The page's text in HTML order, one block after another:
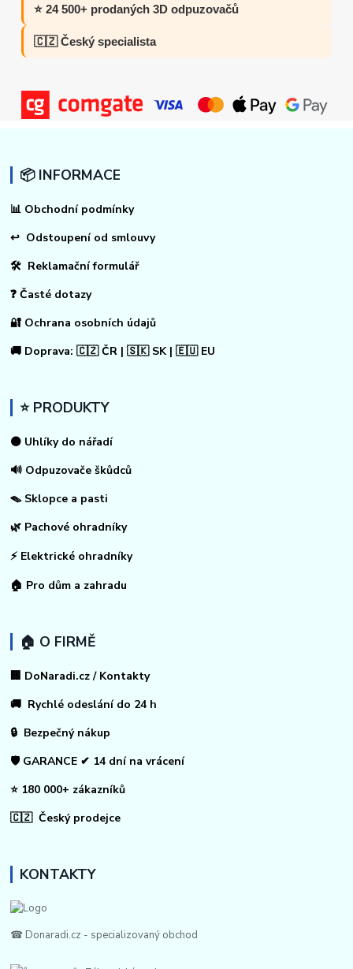
⭐ 24 500+ prodaných 3D odpuzovačů
🇨🇿 Český specialista
📦 INFORMACE
📊 Obchodní podmínky
↩ Odstoupení od smlouvy
🛠 Reklamační formulář
❓ Časté dotazy
🔐 Ochrana osobních údajů
🚚 Doprava: 🇨🇿 ČR | 🇸🇰 SK | 🇪🇺 EU
⭐ PRODUKTY
⚫ Uhlíky do nářadí
🔊 Odpuzovače škůdců
🪤 Sklopce a pasti
🌿 Pachové ohradníky
⚡ Elektrické ohradníky
🏠 Pro dům a zahradu
🏠 O FIRMĚ
🏢 DoNaradi.cz / Kontakty
🚚 Rychlé odeslání do 24 h
🔒 Bezpečný nákup
🛡️ GARANCE ✔ 14 dní na vrácení
⭐ 180 000+ zákazníků
🇨🇿 Český prodejce
KONTAKTY
☎ Donaradi.cz - specializovaný obchod